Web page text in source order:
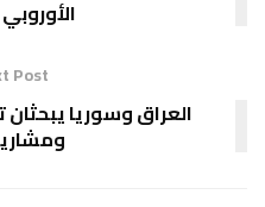
الأوروبي
Post
العراق وسوريا